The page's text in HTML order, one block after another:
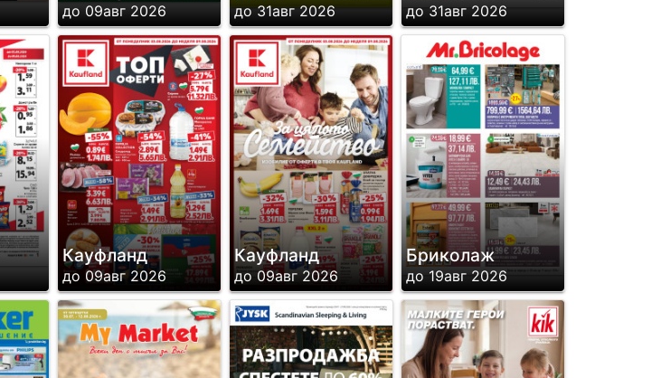
до 09авг 2026 до 31авг 2026 до 31авг 2026
Кауфланд
до 09авг 2026
Кауфланд
до 09авг 2026
Бриколаж
до 19авг 2026